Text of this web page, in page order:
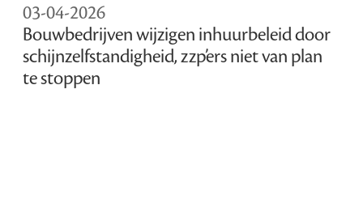
03-04-2026
Bouwbedrijven wijzigen inhuurbeleid door
schijnzelfstandigheid, zzp’ers niet van plan
te stoppen